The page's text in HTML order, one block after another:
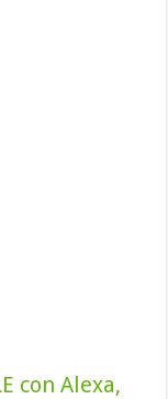
con Alexa,